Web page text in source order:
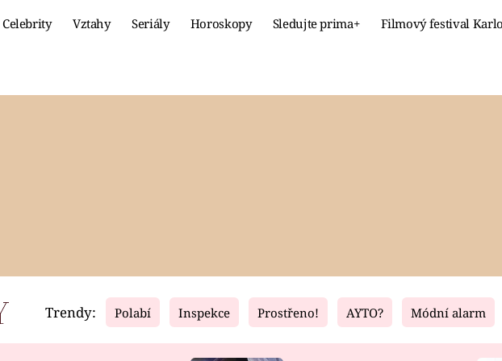
Celebrity Vztahy Seriály Horoskopy Sledujte prima+ Filmový festival
Video Fresh Living
Trendy: Polabí Inspekce Prostřeno! AYTO? Módní alarm